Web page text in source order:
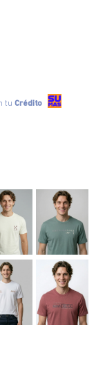
tu Crédito